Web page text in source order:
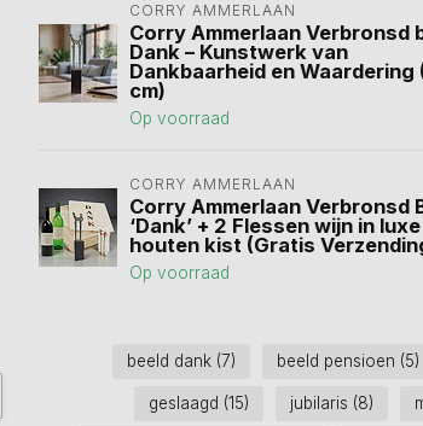
CORRY AMMERLAAN
Corry Ammerlaan Verbronsd
Dank – Kunstwerk van
Dankbaarheid en Waardering
cm)
Op voorraad
CORRY AMMERLAAN
Corry Ammerlaan Verbronsd
‘Dank’ + 2 Flessen wijn in luxe
houten kist (Gratis
Op voorraad
beeld dank (7) beeld pensioen (5)
geslaagd (15) jubilaris (8)